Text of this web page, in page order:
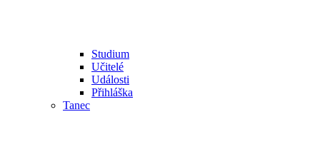
Studium
Učitelé
Události
Přihláška
Tanec